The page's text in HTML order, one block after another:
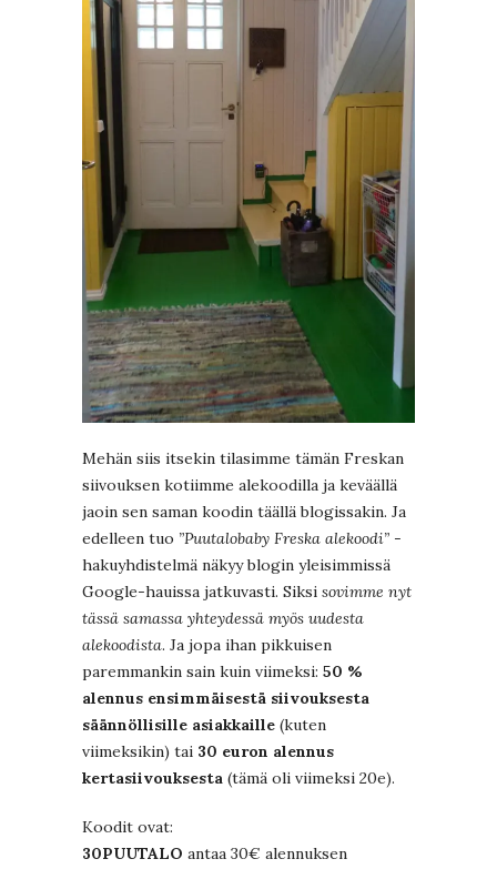
Mehän siis itsekin tilasimme tämän Freskan
siivouksen kotiimme alekoodilla ja keväällä
jaoin sen saman koodin täällä blogissakin. Ja
edelleen tuo ”Puutalobaby Freska alekoodi” -
hakuyhdistelmä näkyy blogin yleisimmissä
Google-hauissa jatkuvasti. Siksi sovimme nyt
tässä samassa yhteydessä myös uudesta
alekoodista. Ja jopa ihan pikkuisen
paremmankin sain kuin viimeksi: 50 %
alennus ensimmäisestä siivouksesta
säännöllisille asiakkaille (kuten
viimeksikin) tai 30 euron alennus
kertasiivouksesta (tämä oli viimeksi 20e).
Koodit ovat:
30PUUTALO antaa 30€ alennuksen